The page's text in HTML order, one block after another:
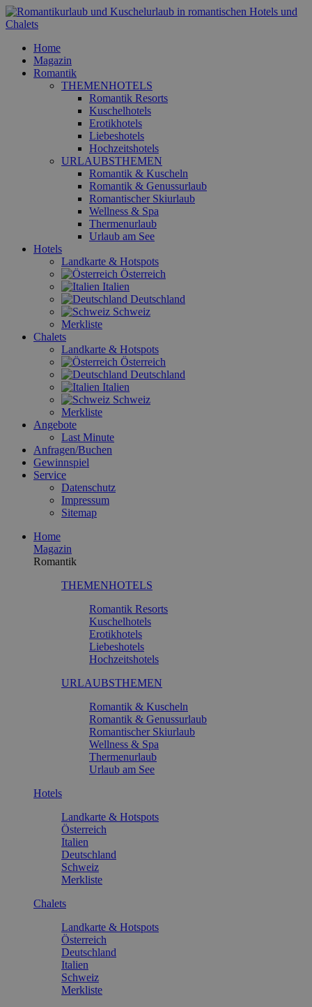
Home
Magazin
Romantik
THEMENHOTELS
Romantik Resorts
Kuschelhotels
Erotikhotels
Liebeshotels
Hochzeitshotels
URLAUBSTHEMEN
Romantik & Kuscheln
Romantik & Genussurlaub
Romantischer Skiurlaub
Wellness & Spa
Thermenurlaub
Urlaub am See
Hotels
Landkarte & Hotspots
Österreich
Italien
Deutschland
Schweiz
Merkliste
Chalets
Landkarte & Hotspots
Österreich
Deutschland
Italien
Schweiz
Merkliste
Angebote
Last Minute
Anfragen/Buchen
Gewinnspiel
Service
Datenschutz
Impressum
Sitemap
Home
Magazin
Romantik
THEMENHOTELS
Romantik Resorts
Kuschelhotels
Erotikhotels
Liebeshotels
Hochzeitshotels
URLAUBSTHEMEN
Romantik & Kuscheln
Romantik & Genussurlaub
Romantischer Skiurlaub
Wellness & Spa
Thermenurlaub
Urlaub am See
Hotels
Landkarte & Hotspots
Österreich
Italien
Deutschland
Schweiz
Merkliste
Chalets
Landkarte & Hotspots
Österreich
Deutschland
Italien
Schweiz
Merkliste